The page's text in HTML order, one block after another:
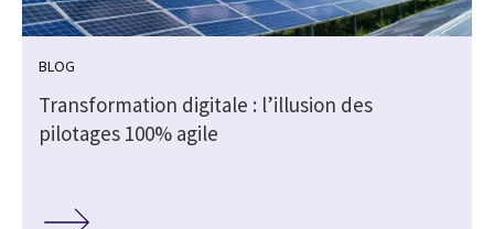
BLOG
Transformation digitale : l’illusion des
pilotages 100% agile